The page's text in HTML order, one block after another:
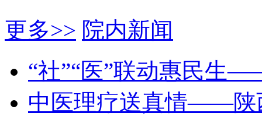
更多>> 院内新闻
“社”“医”联动惠民生
中医理疗送真情——陕